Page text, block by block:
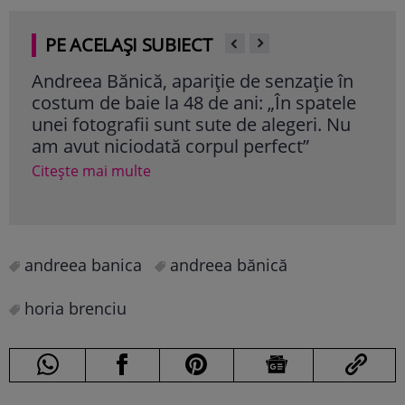
PE ACELAȘI SUBIECT
Andreea Bănică, apariție de senzație în
costum de baie la 48 de ani: „În spatele
unei fotografii sunt sute de alegeri. Nu
am avut niciodată corpul perfect”
Citește mai multe
andreea banica
andreea bănică
horia brenciu